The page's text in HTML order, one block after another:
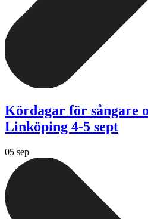
Kördagar för sångare
Linköping 4-5 sept
05 sep